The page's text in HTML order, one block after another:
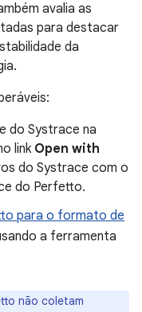
avalia as
para destacar
da
do Systrace na
link Open with
do Systrace com o
do Perfetto.
para o formato de
a ferramenta
não coletam